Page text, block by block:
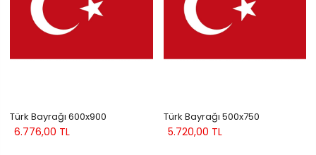
Türk Bayrağı 600x900
6.776,00 TL
Türk Bayrağı 500x750
5.720,00 TL